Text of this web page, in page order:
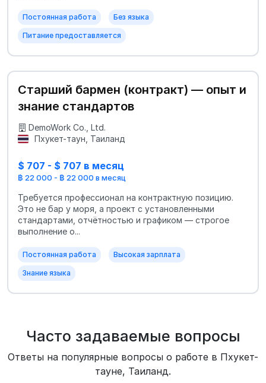
Постоянная работа Без языка
Питание предоставляется
Старший бармен (контракт) — опыт и
знание стандартов
DemoWork Co., Ltd.
Пхукет-таун, Таиланд
$ 707 - $ 707 в месяц
฿ 22 000 - ฿ 22 000 в месяц
Требуется профессионал на контрактную позицию.
Это не бар у моря, а проект с установленными
стандартами, отчётностью и графиком — строгое
выполнение о...
Постоянная работа Высокая зарплата
Знание языка
Часто задаваемые вопросы
Ответы на популярные вопросы о работе в Пхукет-
тауне, Таиланд.